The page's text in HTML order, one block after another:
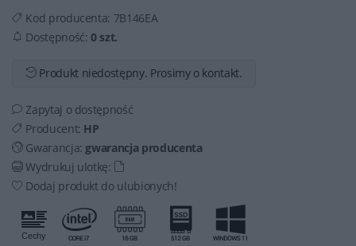
Kod producenta: 7B146EA
Dostępność:0 szt.
Produkt niedostępny. Prosimy o kontakt.
Zapytaj o dostępność
Producent: HP
Gwarancja: gwarancja producenta
Wydrukuj ulotkę:
Dodaj produkt do ulubionych!